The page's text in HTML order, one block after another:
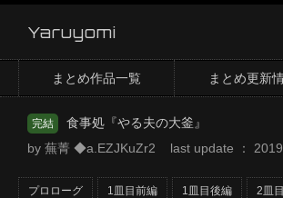
Yaruyomi
まとめ作品一覧 まとめ更新
完結
食事処『やる夫の大釜』
by 蕪菁 ◆a.EZJKuZr2 last update ：
プロローグ 1皿目前編 1皿目後編 2皿